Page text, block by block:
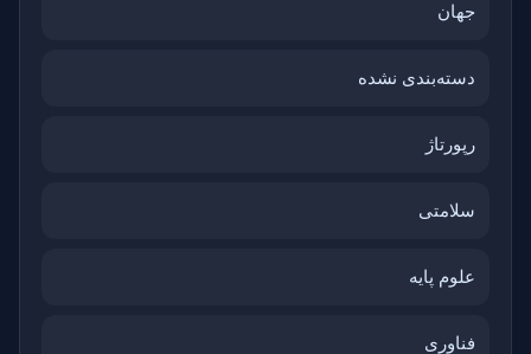
جهان
دسته‌بندی نشده
رپورتاژ
سلامتی
علوم پایه
فناوری